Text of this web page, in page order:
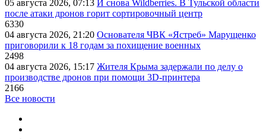
05 августа 2026, 07:13 И снова Wildberries. В Тульской области
после атаки дронов горит сортировочный центр
6330
04 августа 2026, 21:20 Основателя ЧВК «Ястреб» Марущенко
приговорили к 18 годам за похищение военных
2498
04 августа 2026, 15:17 Жителя Крыма задержали по делу о
производстве дронов при помощи 3D‑принтера
2166
Все новости